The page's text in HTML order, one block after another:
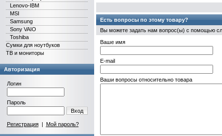
Lenovo-IBM
MSI
Samsung
Sony VAIO
Toshiba
Сумки для ноутбуков
ТВ и мониторы
Авторизация
Логин
Пароль
Вход
Регистрация| Мой пароль?
Есть вопросы по этому товару?
Вы можете задать нам вопрос(ы) с помощью
Ваше имя
E-mail
Ваши вопросы относительно товара